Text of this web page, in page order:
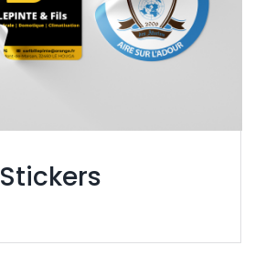
Stickers